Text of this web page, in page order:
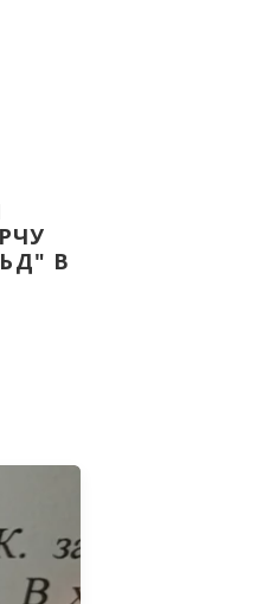
с целью -
Российской
ЗА
ЗА ПОРЧУ
"СЕЛЬД" В